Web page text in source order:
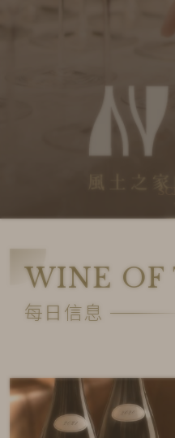
WINE OF
每日信息